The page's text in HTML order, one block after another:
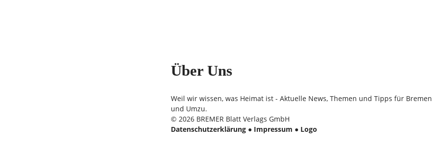
Über Uns
Weil wir wissen, was Heimat ist - Aktuelle News, Themen und Tipps für Bremen
und Umzu.
© 2026 BREMER Blatt Verlags GmbH
Datenschutzerklärung ● Impressum ● Logo